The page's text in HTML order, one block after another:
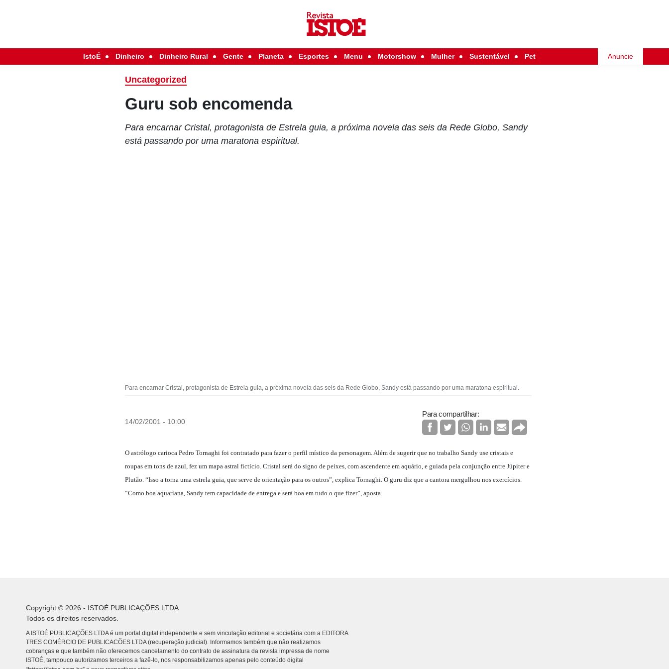
IstoÉ Dinheiro Dinheiro Rural Gente Planeta Esportes Menu Motorshow Mulher Sustentável Pet Anuncie
Uncategorized
Guru sob encomenda
Para encarnar Cristal, protagonista de Estrela guia, a próxima novela das seis da Rede Globo, Sandy
está passando por uma maratona espiritual.
Para encarnar Cristal, protagonista de Estrela guia, a próxima novela das seis da Rede Globo, Sandy está passando por uma maratona espiritual.
14/02/2001 - 10:00
Para compartilhar:
O astrólogo carioca Pedro Tornaghi foi contratado para fazer o perfil místico da personagem. Além de sugerir que no trabalho Sandy use cristais e
roupas em tons de azul, fez um mapa astral fictício. Cristal será do signo de peixes, com ascendente em aquário, e guiada pela conjunção entre Júpiter e
Plutão. “Isso a torna uma estrela guia, que serve de orientação para os outros”, explica Tornaghi. O guru diz que a cantora mergulhou nos exercícios.
“Como boa aquariana, Sandy tem capacidade de entrega e será boa em tudo o que fizer”, aposta.
Copyright © 2026 - ISTOÉ PUBLICAÇÕES LTDA
Todos os direitos reservados.
A ISTOÉ PUBLICAÇÕES LTDA é um portal digital independente e sem vinculação editorial e societária com a EDITORA
TRES COMÉRCIO DE PUBLICACÕES LTDA (recuperação judicial). Informamos também que não realizamos
cobranças e que também não oferecemos cancelamento do contrato de assinatura da revista impressa de nome
ISTOÉ, tampouco autorizamos terceiros a fazê-lo, nos responsabilizamos apenas pelo conteúdo digital